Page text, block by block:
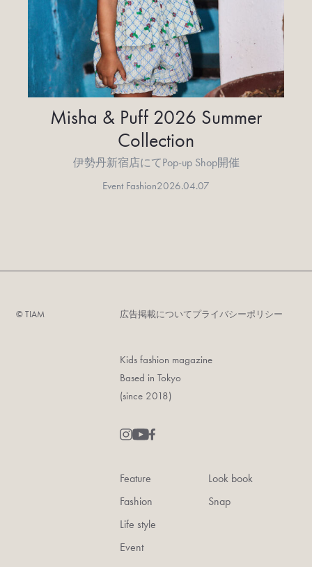
Misha & Puff 2026 Summer
Collection
伊勢丹新宿店にてPop-up Shop開催
Event Fashion2026.04.07
©︎ TIAM 広告掲載についてプライバシーポリシー
Kids fashion magazine
Based in Tokyo
(since 2018)
Feature
Fashion
Life style
Event
Look book
Snap